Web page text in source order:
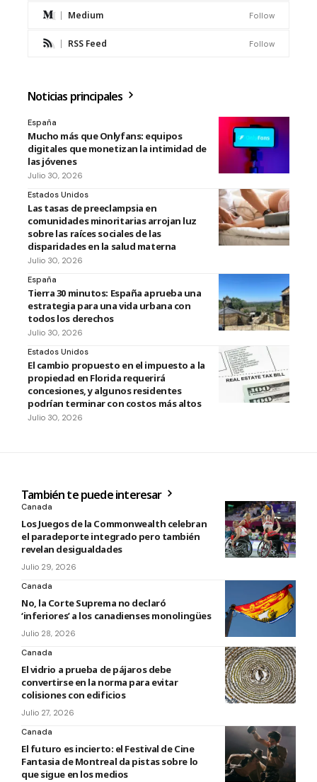
Medium Follow
RSS Feed Follow
Noticias principales
España
Mucho más que Onlyfans: equipos
digitales que monetizan la intimidad de
las jóvenes
Julio 30, 2026
Estados Unidos
Las tasas de preeclampsia en
comunidades minoritarias arrojan luz
sobre las raíces sociales de las
disparidades en la salud materna
Julio 30, 2026
España
Tierra 30 minutos: España aprueba una
estrategia para una vida urbana con
todos los derechos
Julio 30, 2026
Estados Unidos
El cambio propuesto en el impuesto a la
propiedad en Florida requerirá
concesiones, y algunos residentes
podrían terminar con costos más altos
Julio 30, 2026
También te puede interesar
Canada
Los Juegos de la Commonwealth celebran
el paradeporte integrado pero también
revelan desigualdades
Julio 29, 2026
Canada
No, la Corte Suprema no declaró
‘inferiores’ a los canadienses monolingües
Julio 28, 2026
Canada
El vidrio a prueba de pájaros debe
convertirse en la norma para evitar
colisiones con edificios
Julio 27, 2026
Canada
El futuro es incierto: el Festival de Cine
Fantasia de Montreal da pistas sobre lo
que sigue en los medios